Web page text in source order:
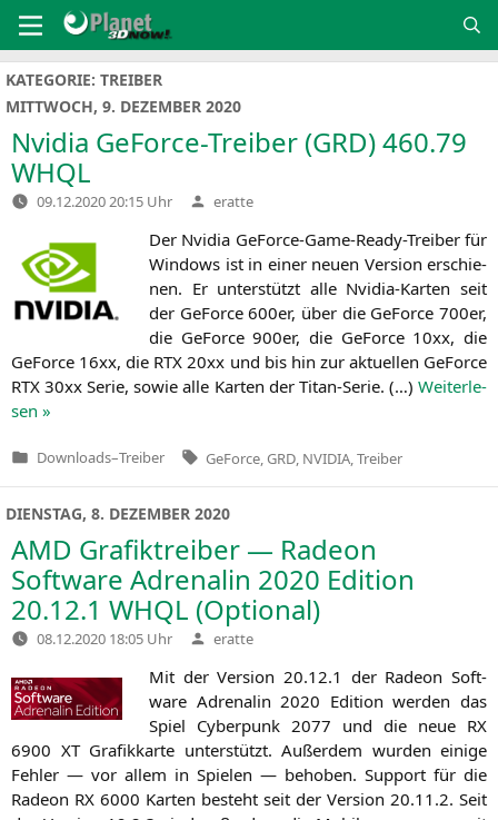
Inhalt
springen
KATEGORIE: TREIBER
MITTWOCH, 9. DEZEMBER 2020
Nvidia GeForce-Treiber (GRD) 460.79
WHQL
09.12.2020 20:15 Uhr Verfasst
von
eratte
Der Nvi­dia GeForce-Game-Rea­dy-Trei­ber für
Win­dows ist in einer neu­en Ver­si­on erschie­
nen. Er unter­stützt alle Nvi­dia-Kar­ten seit
der GeForce 600er, über die GeForce 700er,
die GeForce 900er, die GeForce 10xx, die
GeForce 16xx, die RTX 20xx und bis hin zur aktu­el­len GeForce
RTX 30xx Serie, sowie alle Kar­ten der Titan-Serie. (…) Wei­ter­le­
sen »
Veröffentlicht
Downloads–Treiber Tags:
GeForce GRD NVIDIA Treiber
DIENSTAG, 8. DEZEMBER 2020
AMD Grafiktreiber — Radeon
Software Adrenalin 2020 Edition
20.12.1 WHQL (Optional)
08.12.2020 18:05 Uhr Verfasst
von
eratte
Mit der Ver­si­on 20.12.1 der Rade­on Soft­
ware Adre­na­lin 2020 Edi­ti­on wer­den das
Spiel Cyber­punk 2077 und die neue RX
6900 XTGra­fik­kar­te unter­stützt. Außer­dem wur­den eini­ge
Feh­ler — vor allem in Spie­len — beho­ben. Sup­port für die
Rade­on RX 6000 Kar­ten besteht seit der Ver­si­on 20.11.2. Seit